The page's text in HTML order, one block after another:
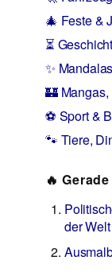
🎄 Feste &
⏳
✨
🏰
⚽ Sport &
🐾 Tiere,
🔥
der Welt